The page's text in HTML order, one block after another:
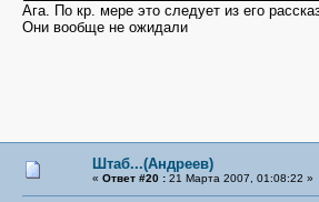
Ага. По кр. мере это следует из его
Они вообще не ожидали
Штаб...(Андреев)
« Ответ #20 : 21 Марта 2007, 01:08:22 »